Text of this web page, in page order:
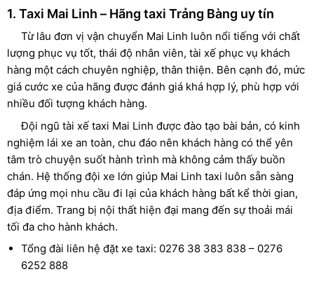
1. Taxi Mai Linh – Hãng taxi Trảng Bàng uy tín
Từ lâu đơn vị vận chuyển Mai Linh luôn nổi tiếng với chất
lượng phục vụ tốt, thái độ nhân viên, tài xế phục vụ khách
hàng một cách chuyên nghiệp, thân thiện. Bên cạnh đó, mức
giá cước xe của hãng được đánh giá khá hợp lý, phù hợp với
nhiều đối tượng khách hàng.
Đội ngũ tài xế taxi Mai Linh được đào tạo bài bản, có kinh
nghiệm lái xe an toàn, chu đáo nên khách hàng có thể yên
tâm trò chuyện suốt hành trình mà không cảm thấy buồn
chán. Hệ thống đội xe lớn giúp Mai Linh taxi luôn sẵn sàng
đáp ứng mọi nhu cầu đi lại của khách hàng bất kể thời gian,
địa điểm. Trang bị nội thất hiện đại mang đến sự thoải mái
tối đa cho hành khách.
Tổng đài liên hệ đặt xe taxi: 0276 38 383 838 – 0276
6252 888